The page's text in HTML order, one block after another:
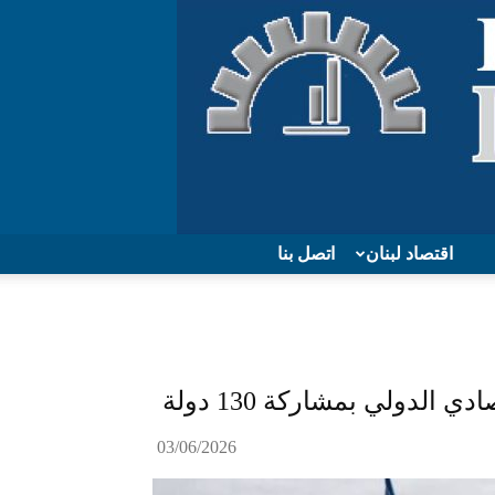
اتصل بنا اقتصاد لبنان
بمشاركة 130 دولة
03/06/2026